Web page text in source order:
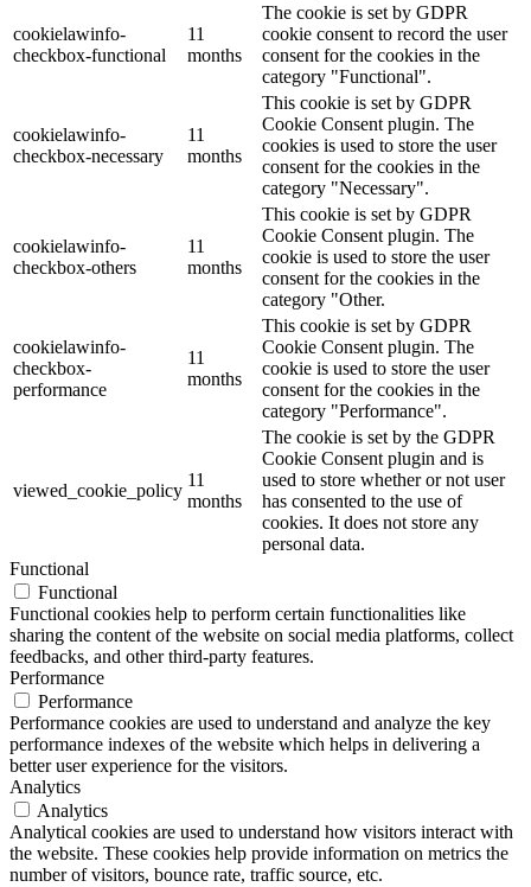
cookielawinfo-
checkbox-functional
11
months
The cookie is set by GDPR
cookie consent to record the user
consent for the cookies in the
category "Functional".
cookielawinfo-
checkbox-necessary
11
months
This cookie is set by GDPR
Cookie Consent plugin. The
cookies is used to store the user
consent for the cookies in the
category "Necessary".
cookielawinfo-
checkbox-others
11
months
This cookie is set by GDPR
Cookie Consent plugin. The
cookie is used to store the user
consent for the cookies in the
category "Other.
cookielawinfo-
checkbox-
performance
11
months
This cookie is set by GDPR
Cookie Consent plugin. The
cookie is used to store the user
consent for the cookies in the
category "Performance".
viewed_cookie_policy
11
months
The cookie is set by the GDPR
Cookie Consent plugin and is
used to store whether or not user
has consented to the use of
cookies. It does not store any
personal data.
Functional
Functional
Functional cookies help to perform certain functionalities like
sharing the content of the website on social media platforms, collect
feedbacks, and other third-party features.
Performance
Performance
Performance cookies are used to understand and analyze the key
performance indexes of the website which helps in delivering a
better user experience for the visitors.
Analytics
Analytics
Analytical cookies are used to understand how visitors interact with
the website. These cookies help provide information on metrics the
number of visitors, bounce rate, traffic source, etc.